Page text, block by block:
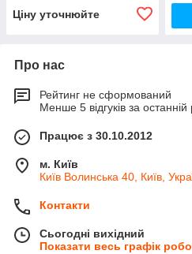
Ціну уточнюйте
Про нас
Рейтинг не сформований
Менше 5 відгуків за останній
Працює з 30.10.2012
м. Київ
Київ Волинська 40, Київ,
Контакти
Сьогодні вихідний
Показати весь графік